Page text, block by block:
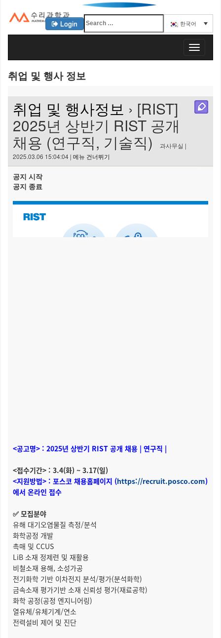
KAIST 수리과학과
Login 한국어
T
o
t
취업 및 행사 정보
취업 및 행사정보 › [RIST]
2025년 상반기 RIST 공개
채용 (연구직, 기술직)
과사무실 |
2025.03.06 15:04:04 | 메뉴 건너뛰기
공지 시작
공지 종료
<공고명> : 2025년 상반기 RIST 공개 채용 | 연구직 |
<접수기간> : 3.4(화) ~ 3.17(일)
<지원방법> : 포스코 채용홈페이지 (https://recruit.posco.com)
에서 온라인 접수
✅ 모집분야
유해 대기오염물질 측정/분석
화학공정 개발
촉매 및 CCUS
LiB 소재 정제련 및 재활용
비철소재 용해, 소성가공
전기화학 기반 이차전지 분석/평가(분석화학)
금속소재 평가기반 소재 신뢰성 평가(재료공학)
화학 공정(공정 엔지니어링)
열유체/유체기계/연소
전력설비 제어 및 진단